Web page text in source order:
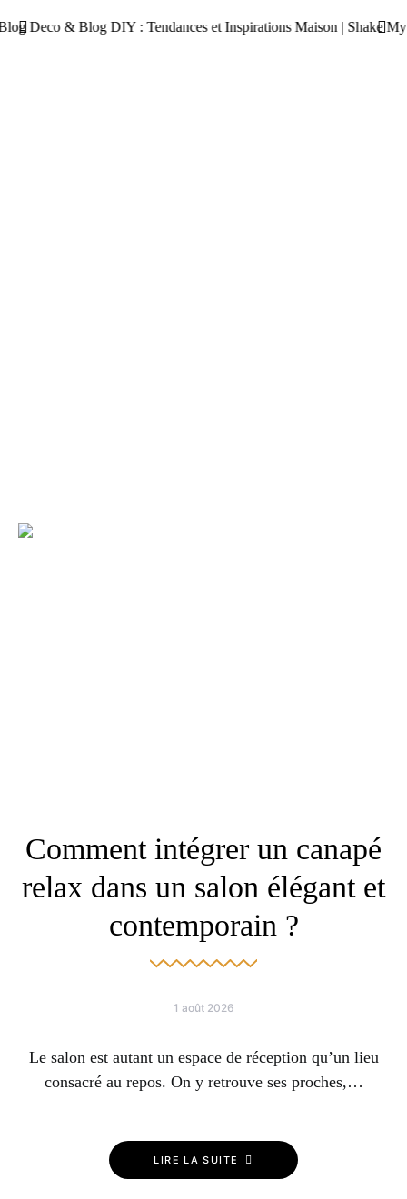
Comment intégrer un canapé
relax dans un salon élégant et
contemporain ?
1 août 2026
Le salon est autant un espace de réception qu’un lieu
consacré au repos. On y retrouve ses proches,…
LIRE LA SUITE